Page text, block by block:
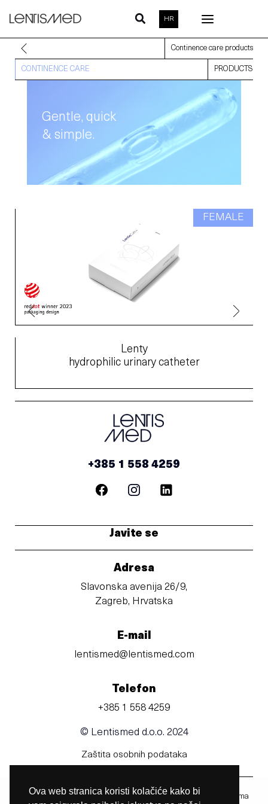
content
HR
Continence care products
CONTINENCE CARE PRODUCTS
Gentle, quick
& simple.
FEMALE
Lenty
hydrophilic urinary catheter
+385 1 558 4259
Javite se
Adresa
Slavonska avenija 26/9,
Zagreb, Hrvatska
E-mail
lentismed@lentismed.com
Telefon
+385 1 558 4259
© Lentismed d.o.o. 2024
Zaštita osobnih podataka
Prije uporabe obavezno pročitajte upute za uporabu u kojima
Ova web stranica koristi kolačiće kako bi